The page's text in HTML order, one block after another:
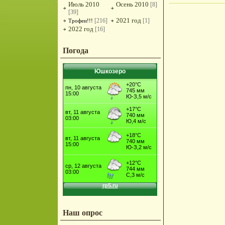
Июль 2010
[39]
Осень 2010 [8]
Трофеи!!! [216] 2021 год [1]
2022 год [16]
Погода
Юшкозеро
Наш опрос